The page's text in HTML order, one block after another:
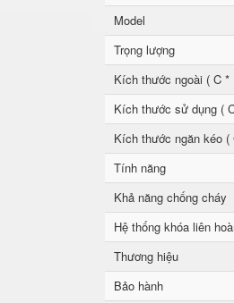
Model
Trọng lượng
Kích thước ngoài ( C *
Kích thước sử dụng (
Kích thước ngăn kéo (
Tính năng
Khả năng chống cháy
Hệ thống khóa liên
Thương hiệu
Bảo hành